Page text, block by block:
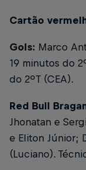
Cartão
Gols: Marco
19 minutos do
do 2ºT (CEA).
Red Bull
Jhonatan e
e Eliton Júnior;
(Luciano).